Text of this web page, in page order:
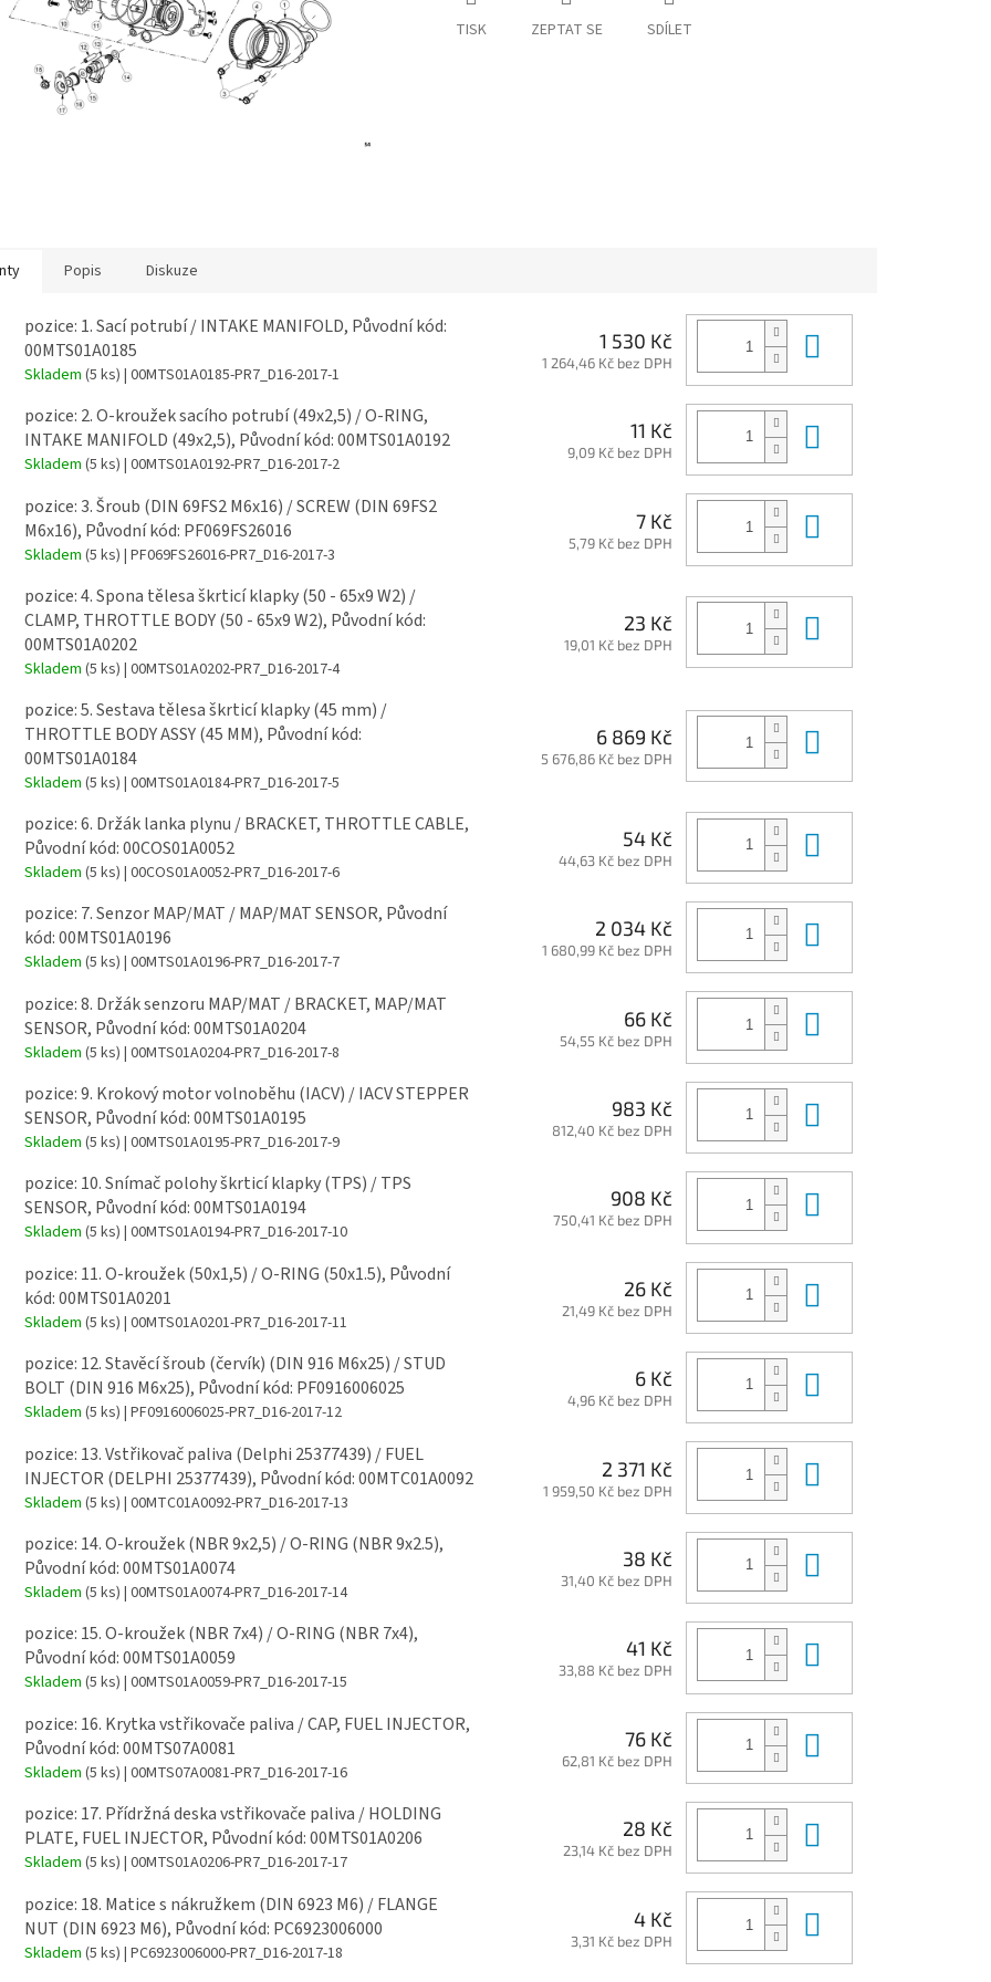
TISK ZEPTAT SE SDÍLET
Popis Diskuze
pozice: 1. Sací potrubí / INTAKE MANIFOLD, Původní kód:
00MTS01A0185
Skladem (5 ks) | 00MTS01A0185-PR7_D16-2017-1
1 530 Kč
1 264,46 Kč bez DPH
pozice: 2. O-kroužek sacího potrubí (49x2,5) / O-RING,
INTAKE MANIFOLD (49x2,5), Původní kód: 00MTS01A0192
Skladem (5 ks) | 00MTS01A0192-PR7_D16-2017-2
11 Kč
9,09 Kč bez DPH
pozice: 3. Šroub (DIN 69FS2 M6x16) / SCREW (DIN 69FS2
M6x16), Původní kód: PF069FS26016
Skladem (5 ks) | PF069FS26016-PR7_D16-2017-3
7 Kč
5,79 Kč bez DPH
pozice: 4. Spona tělesa škrticí klapky (50 - 65x9 W2) /
CLAMP, THROTTLE BODY (50 - 65x9 W2), Původní kód:
00MTS01A0202
Skladem (5 ks) | 00MTS01A0202-PR7_D16-2017-4
23 Kč
19,01 Kč bez DPH
pozice: 5. Sestava tělesa škrticí klapky (45 mm) /
THROTTLE BODY ASSY (45 MM), Původní kód:
00MTS01A0184
Skladem (5 ks) | 00MTS01A0184-PR7_D16-2017-5
6 869 Kč
5 676,86 Kč bez DPH
pozice: 6. Držák lanka plynu / BRACKET, THROTTLE CABLE,
Původní kód: 00COS01A0052
Skladem (5 ks) | 00COS01A0052-PR7_D16-2017-6
54 Kč
44,63 Kč bez DPH
pozice: 7. Senzor MAP/MAT / MAP/MAT SENSOR, Původní
kód: 00MTS01A0196
Skladem (5 ks) | 00MTS01A0196-PR7_D16-2017-7
2 034 Kč
1 680,99 Kč bez DPH
pozice: 8. Držák senzoru MAP/MAT / BRACKET, MAP/MAT
SENSOR, Původní kód: 00MTS01A0204
Skladem (5 ks) | 00MTS01A0204-PR7_D16-2017-8
66 Kč
54,55 Kč bez DPH
pozice: 9. Krokový motor volnoběhu (IACV) / IACV STEPPER
SENSOR, Původní kód: 00MTS01A0195
Skladem (5 ks) | 00MTS01A0195-PR7_D16-2017-9
983 Kč
812,40 Kč bez DPH
pozice: 10. Snímač polohy škrticí klapky (TPS) / TPS
SENSOR, Původní kód: 00MTS01A0194
Skladem (5 ks) | 00MTS01A0194-PR7_D16-2017-10
908 Kč
750,41 Kč bez DPH
pozice: 11. O-kroužek (50x1,5) / O-RING (50x1.5), Původní
kód: 00MTS01A0201
Skladem (5 ks) | 00MTS01A0201-PR7_D16-2017-11
26 Kč
21,49 Kč bez DPH
pozice: 12. Stavěcí šroub (červík) (DIN 916 M6x25) / STUD
BOLT (DIN 916 M6x25), Původní kód: PF0916006025
Skladem (5 ks) | PF0916006025-PR7_D16-2017-12
6 Kč
4,96 Kč bez DPH
pozice: 13. Vstřikovač paliva (Delphi 25377439) / FUEL
INJECTOR (DELPHI 25377439), Původní kód: 00MTC01A0092
Skladem (5 ks) | 00MTC01A0092-PR7_D16-2017-13
2 371 Kč
1 959,50 Kč bez DPH
pozice: 14. O-kroužek (NBR 9x2,5) / O-RING (NBR 9x2.5),
Původní kód: 00MTS01A0074
Skladem (5 ks) | 00MTS01A0074-PR7_D16-2017-14
38 Kč
31,40 Kč bez DPH
pozice: 15. O-kroužek (NBR 7x4) / O-RING (NBR 7x4),
Původní kód: 00MTS01A0059
Skladem (5 ks) | 00MTS01A0059-PR7_D16-2017-15
41 Kč
33,88 Kč bez DPH
pozice: 16. Krytka vstřikovače paliva / CAP, FUEL INJECTOR,
Původní kód: 00MTS07A0081
Skladem (5 ks) | 00MTS07A0081-PR7_D16-2017-16
76 Kč
62,81 Kč bez DPH
pozice: 17. Přídržná deska vstřikovače paliva / HOLDING
PLATE, FUEL INJECTOR, Původní kód: 00MTS01A0206
Skladem (5 ks) | 00MTS01A0206-PR7_D16-2017-17
28 Kč
23,14 Kč bez DPH
pozice: 18. Matice s nákružkem (DIN 6923 M6) / FLANGE
NUT (DIN 6923 M6), Původní kód: PC6923006000
Skladem (5 ks) | PC6923006000-PR7_D16-2017-18
4 Kč
3,31 Kč bez DPH